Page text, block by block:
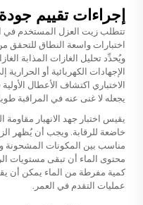
إجراءات تقييم
تتطلب زيت العزل المستخدم في
اختبارات واسعة النطاق للتحقق
ويُحدِّد تحليل الغازات المذابة
الإجهادات الكهربائية أو
الاختباري اكتشاف الأعطال
يجعله لا غنى عنه في المراقبة
يقيس اختبار جهد الانهيار
خاضعة للرقابة. ويجب أن يُظهر
مناسب بين المكونات المشحونة
محتوى الماء أن تبقى مستويات
كمية مفرطة من الماء يمكن أن
عمليات التقدم في العمر.